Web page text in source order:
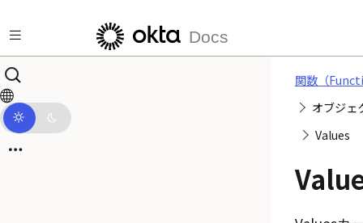
Docs
関数（
オブジェ
Values